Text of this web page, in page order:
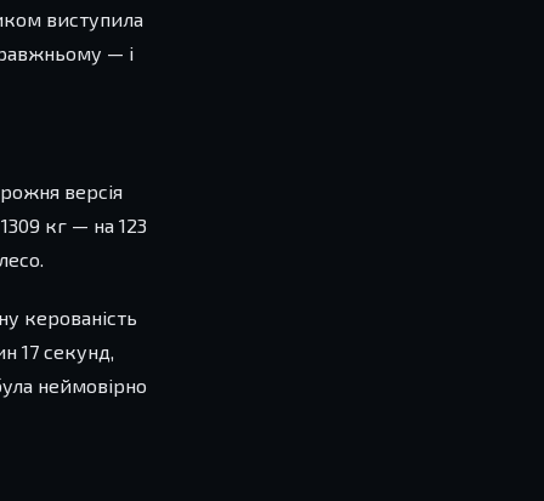
виступила
— і
версія
кг — на 123
керованість
17 секунд,
неймовірно